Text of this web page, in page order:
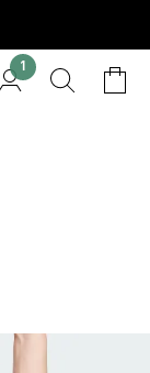
1